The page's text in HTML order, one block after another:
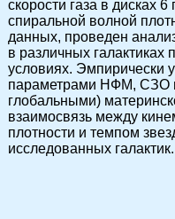
скорости газа в дисках 6
спиральной волной
данных, проведен
в различных галактиках
условиях. Эмпирически
параметрами НФМ, СЗО
глобальными)
взаимосвязь между
плотности и темпом
исследованных галактик.